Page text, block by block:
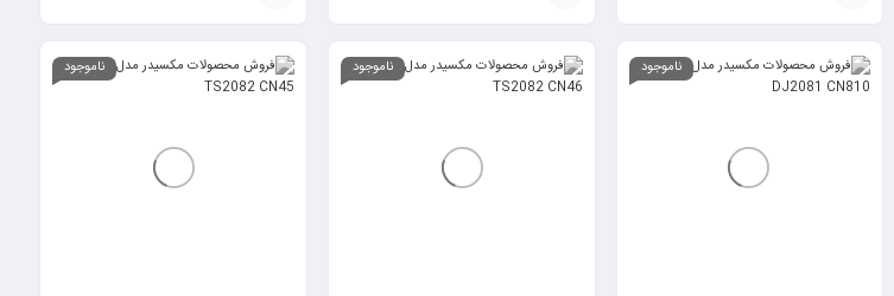
گزینه
گزینه
گزینه
ناموجود ناموجود ناموجود